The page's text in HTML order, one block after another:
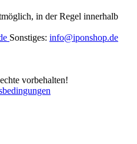
in der Regel innerhalb
Sonstiges: info@iponshop.de
vorbehalten!